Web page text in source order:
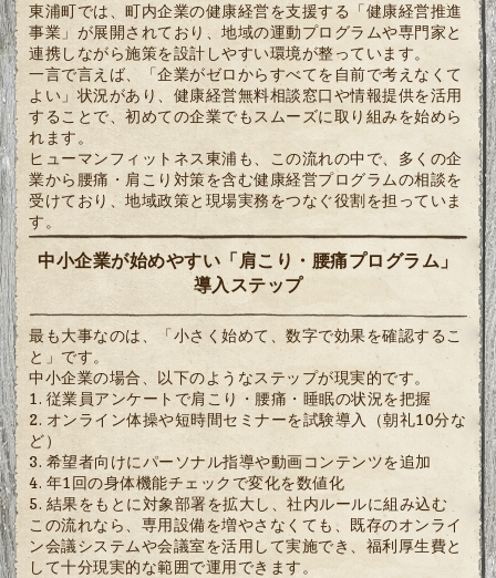
東浦町では、町内企業の健康経営を支援する「健康経営推進
事業」が展開されており、地域の運動プログラムや専門家と
連携しながら施策を設計しやすい環境が整っています。
一言で言えば、「企業がゼロからすべてを自前で考えなくて
よい」状況があり、健康経営無料相談窓口や情報提供を活用
することで、初めての企業でもスムーズに取り組みを始めら
れます。
ヒューマンフィットネス東浦も、この流れの中で、多くの企
業から腰痛・肩こり対策を含む健康経営プログラムの相談を
受けており、地域政策と現場実務をつなぐ役割を担っていま
す。
中小企業が始めやすい「肩こり・腰痛プログラム」
導入ステップ
最も大事なのは、「小さく始めて、数字で効果を確認するこ
と」です。
中小企業の場合、以下のようなステップが現実的です。
従業員アンケートで肩こり・腰痛・睡眠の状況を把握
オンライン体操や短時間セミナーを試験導入（朝礼10分な
ど）
希望者向けにパーソナル指導や動画コンテンツを追加
年1回の身体機能チェックで変化を数値化
結果をもとに対象部署を拡大し、社内ルールに組み込む
この流れなら、専用設備を増やさなくても、既存のオンライ
ン会議システムや会議室を活用して実施でき、福利厚生費と
して十分現実的な範囲で運用できます。